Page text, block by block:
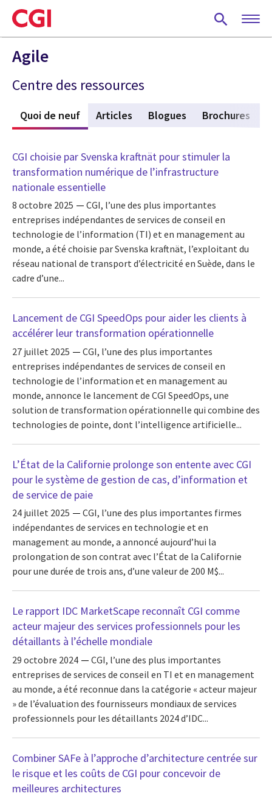
Skip
to
main
content
Agile
Centre des ressources
Quoi de neuf (active tab)
Articles Blogues Brochures
CGI choisie par Svenska kraftnät pour stimuler la
transformation numérique de l’infrastructure
nationale essentielle
8 octobre 2025
CGI, l’une des plus importantes
entreprises indépendantes de services de conseil en
technologie de l’information (TI) et en management au
monde, a été choisie par Svenska kraftnät, l’exploitant du
réseau national de transport d’électricité en Suède, dans le
cadre d’une...
Lancement de CGI SpeedOps pour aider les clients à
accélérer leur transformation opérationnelle
27 juillet 2025
CGI, l’une des plus importantes
entreprises indépendantes de services de conseil en
technologie de l’information et en management au
monde, annonce le lancement de CGI SpeedOps, une
solution de transformation opérationnelle qui combine des
technologies de pointe, dont l’intelligence artificielle...
L’État de la Californie prolonge son entente avec CGI
pour le système de gestion de cas, d’information et
de service de paie
24 juillet 2025
CGI, l’une des plus importantes firmes
indépendantes de services en technologie et en
management au monde, a annoncé aujourd’hui la
prolongation de son contrat avec l’État de la Californie
pour une durée de trois ans, d’une valeur de 200 M$...
Le rapport IDC MarketScape reconnaît CGI comme
acteur majeur des services professionnels pour les
détaillants à l’échelle mondiale
29 octobre 2024
CGI, l’une des plus importantes
entreprises de services de conseil en TI et en management
au monde, a été reconnue dans la catégorie « acteur majeur
» de l’évaluation des fournisseurs mondiaux de services
professionnels pour les détaillants 2024 d’IDC...
Combiner SAFe à l’approche d’architecture centrée sur
le risque et les coûts de CGI pour concevoir de
meilleures architectures